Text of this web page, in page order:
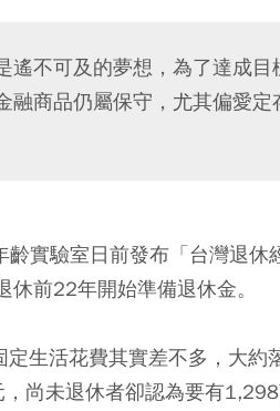
遙不可及的夢想，為了達成
融商品仍屬保守，尤其偏愛
實驗室日前發布「台灣退休
前22年開始準備退休金。
生活花費其實差不多，大約
尚未退休者卻認為要有